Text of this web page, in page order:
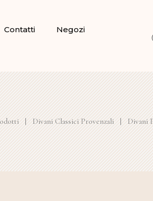
Contatti Negozi
| Divani Classici Provenzali | Divani